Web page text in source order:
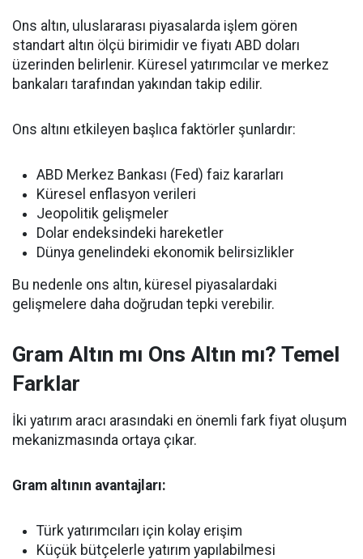
Ons altın, uluslararası piyasalarda işlem gören
standart altın ölçü birimidir ve fiyatı ABD doları
üzerinden belirlenir. Küresel yatırımcılar ve merkez
bankaları tarafından yakından takip edilir.
Ons altını etkileyen başlıca faktörler şunlardır:
ABD Merkez Bankası (Fed) faiz kararları
Küresel enflasyon verileri
Jeopolitik gelişmeler
Dolar endeksindeki hareketler
Dünya genelindeki ekonomik belirsizlikler
Bu nedenle ons altın, küresel piyasalardaki
gelişmelere daha doğrudan tepki verebilir.
Gram Altın mı Ons Altın mı? Temel
Farklar
İki yatırım aracı arasındaki en önemli fark fiyat oluşum
mekanizmasında ortaya çıkar.
Gram altının avantajları:
Türk yatırımcıları için kolay erişim
Küçük bütçelerle yatırım yapılabilmesi